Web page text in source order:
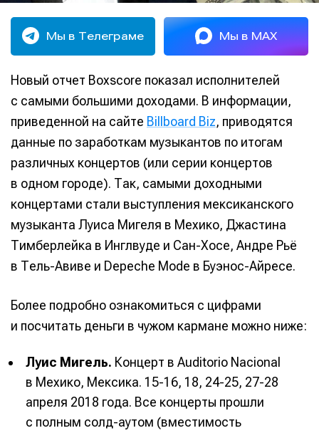
Мы в Телеграме Мы в MAX
Новый отчет Boxscore показал исполнителей
с самыми большими доходами. В информации,
приведенной на сайте Billboard Biz, приводятся
данные по заработкам музыкантов по итогам
различных концертов (или серии концертов
в одном городе). Так, самыми доходными
концертами стали выступления мексиканского
музыканта Луиса Мигеля в Мехико, Джастина
Тимберлейка в Инглвуде и Сан-Хосе, Андре Рьё
в Тель-Авиве и Depeche Mode в Буэнос-Айресе.
Более подробно ознакомиться с цифрами
и посчитать деньги в чужом кармане можно ниже:
Луис Мигель. Концерт в Auditorio Nacional
в Мехико, Мексика. 15-16, 18, 24-25, 27-28
апреля 2018 года. Все концерты прошли
с полным солд-аутом (вместимость